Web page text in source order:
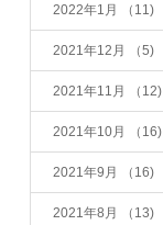
2022年1月 （11)
2021年12月 （5)
2021年11月 （12)
2021年10月 （16)
2021年9月 （16)
2021年8月 （13)